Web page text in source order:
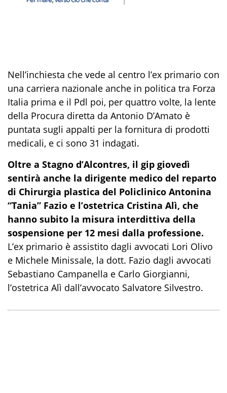
Nell’inchiesta che vede al centro l’ex primario con
una carriera nazionale anche in politica tra Forza
Italia prima e il Pdl poi, per quattro volte, la lente
della Procura diretta da Antonio D’Amato è
puntata sugli appalti per la fornitura di prodotti
medicali, e ci sono 31 indagati.
Oltre a Stagno d’Alcontres, il gip giovedì
sentirà anche la dirigente medico del reparto
di Chirurgia plastica del Policlinico Antonina
“Tania” Fazio e l’ostetrica Cristina Alì, che
hanno subito la misura interdittiva della
sospensione per 12 mesi dalla professione.
L’ex primario è assistito dagli avvocati Lori Olivo
e Michele Minissale, la dott. Fazio dagli avvocati
Sebastiano Campanella e Carlo Giorgianni,
l’ostetrica Alì dall’avvocato Salvatore Silvestro.